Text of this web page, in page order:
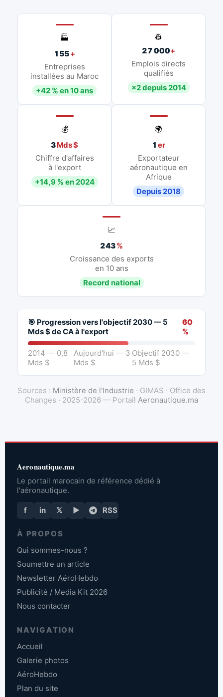
🏭
155+
Entreprises
installées au Maroc
+42 % en 10 ans
👷
27 000+
Emplois directs
qualifiés
×2 depuis 2014
💰
3Mds $
Chiffre d'affaires
à l'export
+14,9 % en 2024
🌍
1 er
Exportateur
aéronautique en
Afrique
Depuis 2018
📈
243%
Croissance des exports
en 10 ans
Record national
🎯 Progression vers l'objectif 2030 — 5
Mds $ de CA à l'export
60
%
2014 — 0,8
Mds $
Aujourd'hui — 3
Mds $
Objectif 2030 —
5 Mds $
Sources : Ministère de l'Industrie · GIMAS · Office des
Changes · 2025-2026 — Portail Aeronautique.ma
Aeronautique.ma
Le portail marocain de référence dédié à
l'aéronautique.
f in 𝕏 ▶ RSS
À PROPOS
Qui sommes-nous ?
Soumettre un article
Newsletter AéroHebdo
Publicité / Media Kit 2026
Nous contacter
NAVIGATION
Accueil
Galerie photos
AéroHebdo
Plan du site